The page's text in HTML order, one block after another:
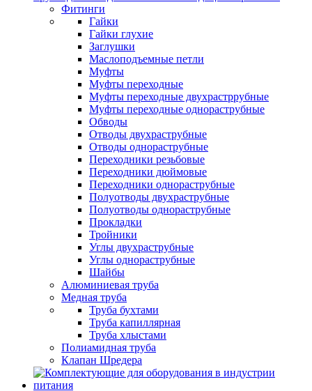
Фитинги
Гайки
Гайки глухие
Заглушки
Маслоподъемные петли
Муфты
Муфты переходные
Муфты переходные двухрастррубные
Муфты переходные однораструбные
Обводы
Отводы двухраструбные
Отводы однораструбные
Переходники резьбовые
Переходники дюймовые
Переходники однораструбные
Полуотводы двухраструбные
Полуотводы однораструбные
Прокладки
Тройники
Углы двухраструбные
Углы однораструбные
Шайбы
Алюминиевая труба
Медная труба
Труба бухтами
Труба капиллярная
Труба хлыстами
Полиамидная труба
Клапан Шредера